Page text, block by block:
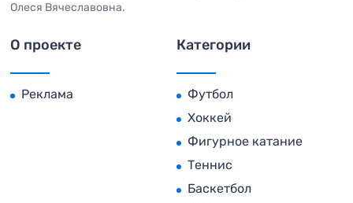
Олеся Вячеславовна.
О проекте
Реклама
Категории
Футбол
Хоккей
Фигурное катание
Теннис
Баскетбол